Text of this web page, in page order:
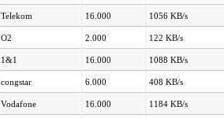
Telekom 16.000 1056 KB/s
O2 2.000 122 KB/s
1&1 16.000 1088 KB/s
congstar 6.000 408 KB/s
Vodafone 16.000 1184 KB/s